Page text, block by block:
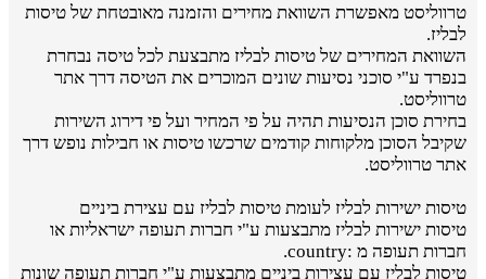
טרווליסט מאפשרת השוואת מחירים והזמנה מאובטחת של טיסות
לבליז.
השוואת המחירים של טיסות לבליז מתבצעת לכל טיסה נבחרת
בנפרד ע"י סוכני נסיעות שונים המוכרים את הטיסה דרך אתר
טרווליסט.
בחירת סוכן הנסיעות תהיה על פי המחיר ועל פי דירוג השירות
שקיבל הסוכן מלקוחות קודמים שרכשו טיסות או חבילות נופש דרך
אתר טרווליסט.
טיסות ישירות לבליז לעומת טיסות לבליז עם עצירת ביניים
טיסות ישירות לבליז מתבצעות ע"י חברות תעופה ישראליות או
חברות תעופה מ :country.
טיסות לבליז עם עצירות ביניים מתבצעות ע"י חברות תעופה שונות